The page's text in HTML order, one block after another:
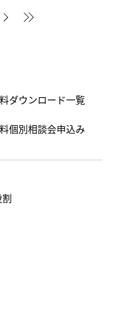
上に貢献します。 ◼︎ユーザー
Campusでは、言語
開を運用に乗せられます。
上げる 全体ミーティングや
ない」「困っている」と本
を設けましょう。業務の進
うことで、孤立を防ぎ、早
とのコミュニケーションギ
への理解」や「やさしい
ビジネス日本語が定着する
指導を続けるのは時間的に
は、外国人スタッフが「自
もどかしさを抱えたまま働
客様や同僚と向き合えるよ
場でやっていける」といき
テンション（定着）とエン
めることです。 「現場に
必要な正しい対話力を確実
かし、前提となる文化的背
ポテンシャルを発揮できま
徳とされるケースも多く、
の違いを無視してマニュア
るため、まずは日本の文化
即戦力化し、店
を抑えつつ、効果を生む3つ
る日本語フレーズの指導 接
はなく「その職場で毎日必
ることです。 マニュアル
ーンを想定した「声出し」
現場でとっさに言葉が出る
育を手軽に、かつ自動化で
などの対話型サービスが注
育は「SmartSkill Talk」 文
ルールを頭ごなしに強制す
」という理由や背景にある
えば「お辞儀の角度」を教
置が求められます。 【関
固定するのではなく、事業
を再配置できる動的な組織
人材配置は、組織と従
では、代表的な3つのメリッ
力やパフォーマンスが高ま
験で培った能力を活かせる
ットが期待できます。 結
大きく貢献します。 これ
度の向
織に貢献しているという実
ーションを高めます。 仕
きる環境は、従業員のエン
ポジティブな状態は、組織
ぎ、離職率の低下につなが
のご紹介】 離職率を低下さ
回されない自分になるため
自分を責めるのではな
回されない自分」 なぜ？
ップ 感情コントロールを習
ーン別】職場で役立つ感情
ールに関するよくある質問
圧したり、なくしたりする
怒りや不安、悲しみといっ
ずに自分の行動を選択でき
処法を学び、実践すること
を適切に管理できるように
、人間関係の改善や仕事の
ぜ？感情のコントロールが
ロールが難しいと感じるの
その背景には、心身の状
ます。 自分では気づきに
ん。 なぜ感情のコントロ
つの原因を掘り下げて見て
個別相談会申込み
ダウンロード一覧